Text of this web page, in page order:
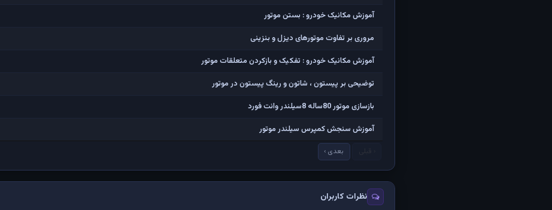
آموزش مکانیک خودرو : بستن موتور
مروری بر تفاوت موتورهای دیزل و بنزینی
آموزش مکانیک خودرو : تفکیک و بازکردن متعلقات موتور
توضیحی بر پیستون ، شاتون و رینگ پیستون در موتور
بازسازی موتور 80ساله 8سیلندر وانت فورد
آموزش سنجش کمپرس سیلندر موتور
بعدی ›
نظرات کاربران